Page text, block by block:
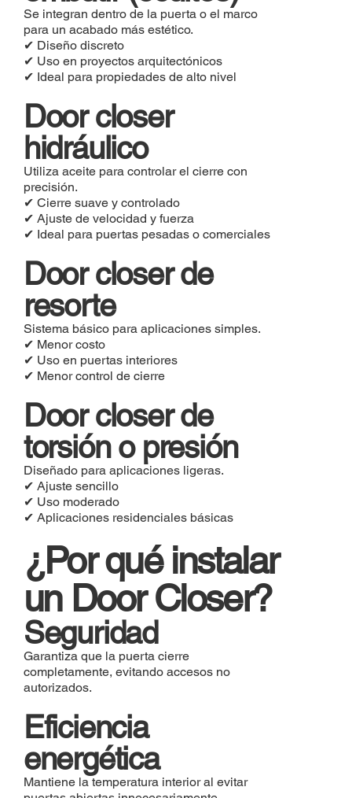
Se integran dentro de la puerta o el marco
para un acabado más estético.
✔ Diseño discreto
✔ Uso en proyectos arquitectónicos
✔ Ideal para propiedades de alto nivel
Door closer
hidráulico
Utiliza aceite para controlar el cierre con
precisión.
✔ Cierre suave y controlado
✔ Ajuste de velocidad y fuerza
✔ Ideal para puertas pesadas o comerciales
Door closer de
resorte
Sistema básico para aplicaciones simples.
✔ Menor costo
✔ Uso en puertas interiores
✔ Menor control de cierre
Door closer de
torsión o presión
Diseñado para aplicaciones ligeras.
✔ Ajuste sencillo
✔ Uso moderado
✔ Aplicaciones residenciales básicas
¿Por qué instalar
un Door Closer?
Seguridad
Garantiza que la puerta cierre
completamente, evitando accesos no
autorizados.
Eficiencia
energética
Mantiene la temperatura interior al evitar